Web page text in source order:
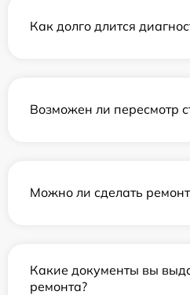
Как долго длится
Возможен ли пересмотр
Можно ли сделать
Какие документы вы
ремонта?